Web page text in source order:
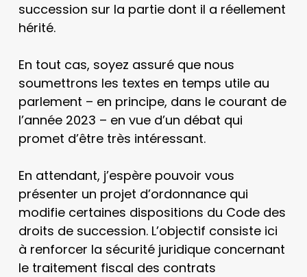
succession sur la partie dont il a réellement
hérité.
En tout cas, soyez assuré que nous
soumettrons les textes en temps utile au
parlement – en principe, dans le courant de
l’année 2023 – en vue d’un débat qui
promet d’être très intéressant.
En attendant, j’espère pouvoir vous
présenter un projet d’ordonnance qui
modifie certaines dispositions du Code des
droits de succession. L’objectif consiste ici
à renforcer la sécurité juridique concernant
le traitement fiscal des contrats